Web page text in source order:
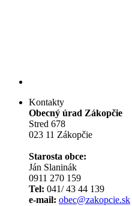
Kontakty
Obecný úrad Zákopčie
Stred 678
023 11 Zákopčie
Starosta obce:
Ján Slaninák
0911 270 159
Tel: 041/ 43 44 139
e-mail: obec@zakopcie.sk